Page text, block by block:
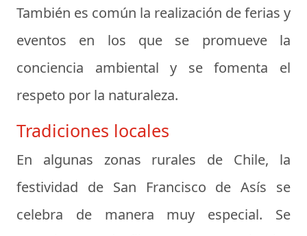
También es común la realización de ferias y
eventos en los que se promueve la
conciencia ambiental y se fomenta el
respeto por la naturaleza.
Tradiciones locales
En algunas zonas rurales de Chile, la
festividad de San Francisco de Asís se
celebra de manera muy especial. Se